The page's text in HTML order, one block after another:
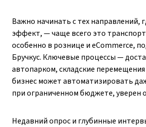
Важно начинать с тех направлений,
эффект, — чаще всего это
особенно в рознице и eCommerce,
Бручкус. Ключевые процессы —
автопарком, складские
бизнес может автоматизировать
при ограниченном бюджете, уверен
Недавний опрос и глубинные